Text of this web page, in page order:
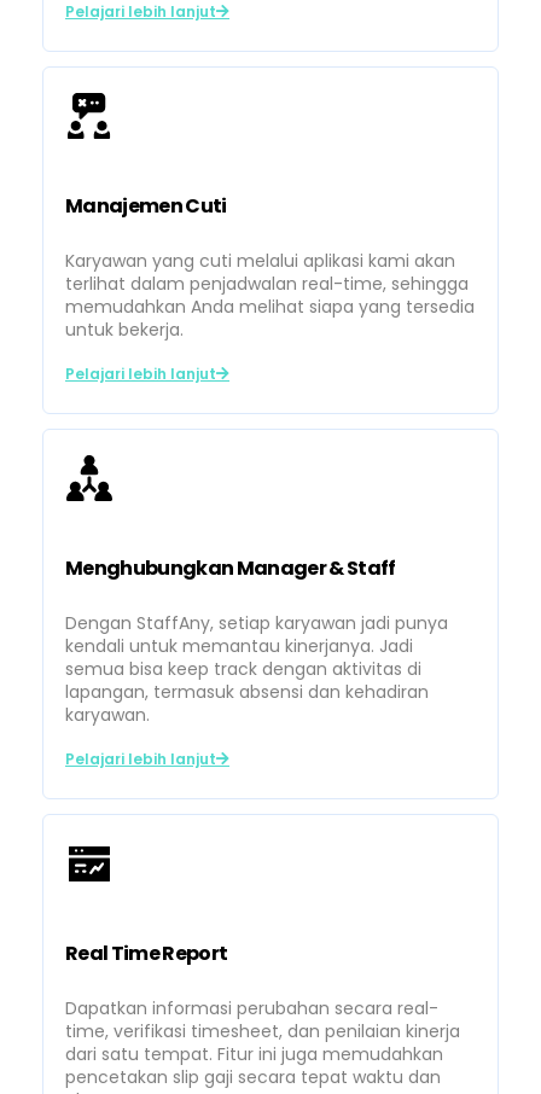
Pelajari lebih lanjut
Manajemen Cuti
Karyawan yang cuti melalui aplikasi kami akan
terlihat dalam penjadwalan real-time, sehingga
memudahkan Anda melihat siapa yang tersedia
untuk bekerja.
Pelajari lebih lanjut
Menghubungkan Manager & Staff
Dengan StaffAny, setiap karyawan jadi punya
kendali untuk memantau kinerjanya. Jadi
semua bisa keep track dengan aktivitas di
lapangan, termasuk absensi dan kehadiran
karyawan.
Pelajari lebih lanjut
Real Time Report
Dapatkan informasi perubahan secara real-
time, verifikasi timesheet, dan penilaian kinerja
dari satu tempat. Fitur ini juga memudahkan
pencetakan slip gaji secara tepat waktu dan